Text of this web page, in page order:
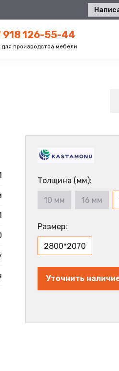
918 126-55-44
для производства мебели
Толщина (мм):
10 мм 16 мм
Размер:
2800*2070
Уточнить